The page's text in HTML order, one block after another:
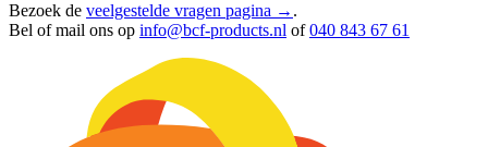
Bezoek de veelgestelde vragen pagina → .
Bel of mail ons op info@bcf-products.nl of040 843 67 61